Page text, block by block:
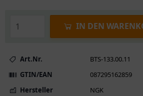
IN DEN
Art.Nr.
BTS-133.00.11
GTIN/EAN
087295162859
Hersteller
NGK